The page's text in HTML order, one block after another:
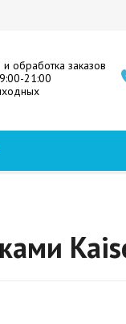
обработка заказов
21:00